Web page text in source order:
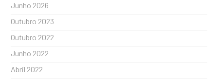
Junho 2026
Outubro 2023
Outubro 2022
Junho 2022
Abril 2022